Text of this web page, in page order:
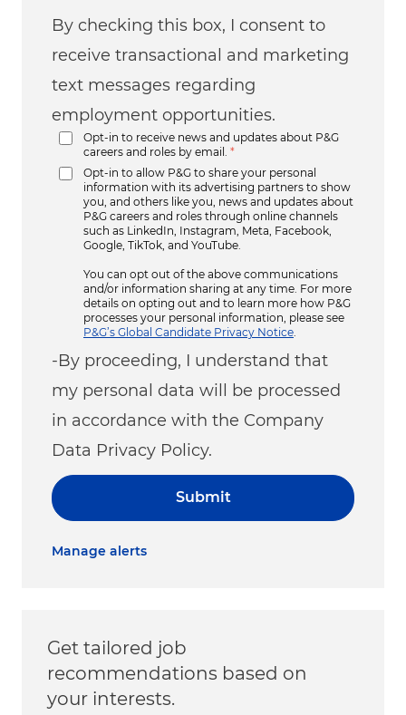
By checking this box, I consent to
receive transactional and marketing
text messages regarding
employment opportunities.
Opt-in to receive news and updates about P&G
careers and roles by email.
*
Opt-in to allow P&G to share your personal
information with its advertising partners to show
you, and others like you, news and updates about
P&G careers and roles through online channels
such as LinkedIn, Instagram, Meta, Facebook,
Google, TikTok, and YouTube.
You can opt out of the above communications
and/or information sharing at any time. For more
details on opting out and to learn more how P&G
processes your personal information, please see
P&G’s Global Candidate Privacy Notice
-By proceeding, I understand that
my personal data will be processed
in accordance with the Company
Data Privacy Policy.
Submit
Manage alerts
Get tailored job
recommendations based on
your interests.